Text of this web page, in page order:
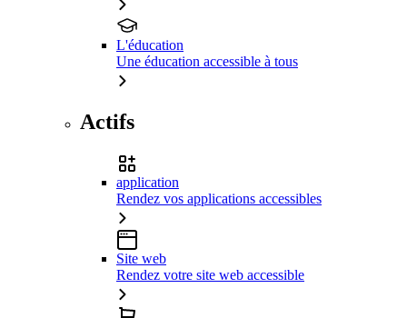
L'éducation
Une éducation accessible à tous
Actifs
application
Rendez vos applications accessibles
Site web
Rendez votre site web accessible